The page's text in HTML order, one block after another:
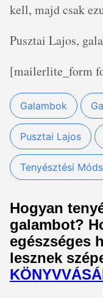
kell, majd csak
Pusztai Lajos,
[mailerlite_form
Galambok
Pusztai Lajos
Tenyésztési
Hogyan
galambot?
egészséges
lesznek